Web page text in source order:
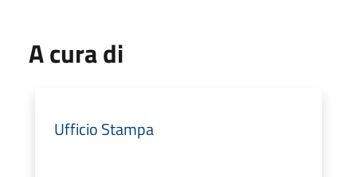
A cura di
Ufficio Stampa